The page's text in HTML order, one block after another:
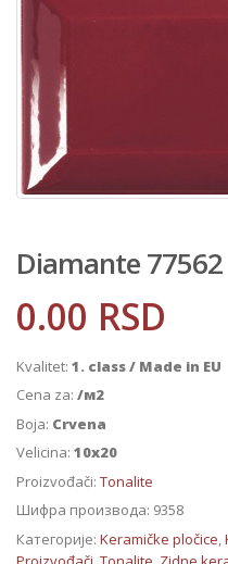
Diamante 77562
0.00 RSD
Kvalitet: 1. class / Made in EU
Cena za: /м2
Boja: Crvena
Velicina: 10x20
Proizvođači: Tonalite
Шифра производа: 9358
Категорије: Keramičke pločice,